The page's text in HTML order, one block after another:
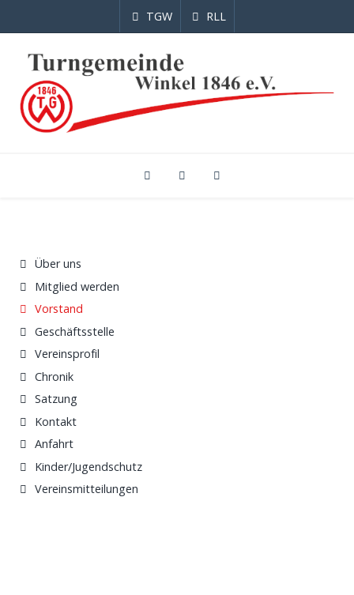
TGW RLL
Über uns
Mitglied werden
Vorstand
Geschäftsstelle
Vereinsprofil
Chronik
Satzung
Kontakt
Anfahrt
Kinder/Jugendschutz
Vereinsmitteilungen